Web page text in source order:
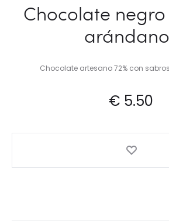
Chocolate negro
Chocolate artesano 72% con
€ 5.50